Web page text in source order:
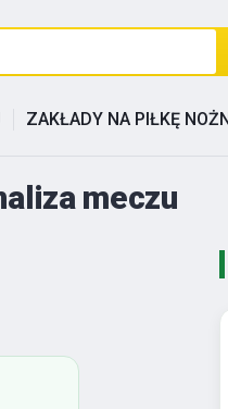
ZAKŁADY NA PIŁKĘ
meczu